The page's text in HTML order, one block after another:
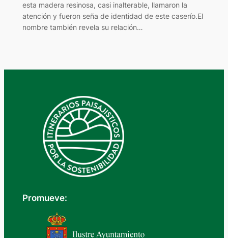
esta madera resinosa, casi inalterable, llamaron la
atención y fueron seña de identidad de este caserío.El
nombre también revela su relación…
Promueve: